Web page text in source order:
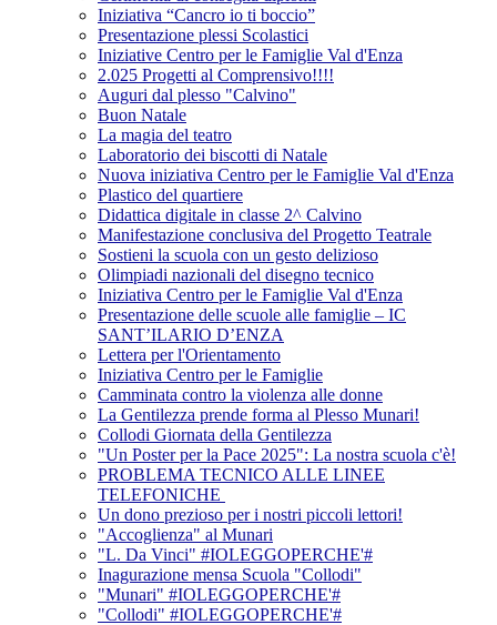
Iniziativa “Cancro io ti boccio”
Presentazione plessi Scolastici
Iniziative Centro per le Famiglie Val d'Enza
2.025 Progetti al Comprensivo!!!!
Auguri dal plesso "Calvino"
Buon Natale
La magia del teatro
Laboratorio dei biscotti di Natale
Nuova iniziativa Centro per le Famiglie Val d'Enza
Plastico del quartiere
Didattica digitale in classe 2^ Calvino
Manifestazione conclusiva del Progetto Teatrale
Sostieni la scuola con un gesto delizioso
Olimpiadi nazionali del disegno tecnico
Iniziativa Centro per le Famiglie Val d'Enza
Presentazione delle scuole alle famiglie – IC
SANT’ILARIO D’ENZA
Lettera per l'Orientamento
Iniziativa Centro per le Famiglie
Camminata contro la violenza alle donne
La Gentilezza prende forma al Plesso Munari!
Collodi Giornata della Gentilezza
"Un Poster per la Pace 2025": La nostra scuola c'è!
PROBLEMA TECNICO ALLE LINEE
TELEFONICHE
Un dono prezioso per i nostri piccoli lettori!
"Accoglienza" al Munari
"L. Da Vinci" #IOLEGGOPERCHE'#
Inagurazione mensa Scuola "Collodi"
"Munari" #IOLEGGOPERCHE'#
"Collodi" #IOLEGGOPERCHE'#